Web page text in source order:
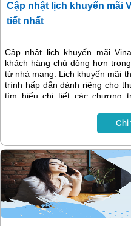
Cập nhật lịch khuyến mãi
tiết nhất
Cập nhật lịch khuyến mãi
khách hàng chủ động hơn
từ nhà mạng. Lịch khuyến mãi
trình hấp dẫn dành riêng cho
tìm hiểu chi tiết các chương
Chi